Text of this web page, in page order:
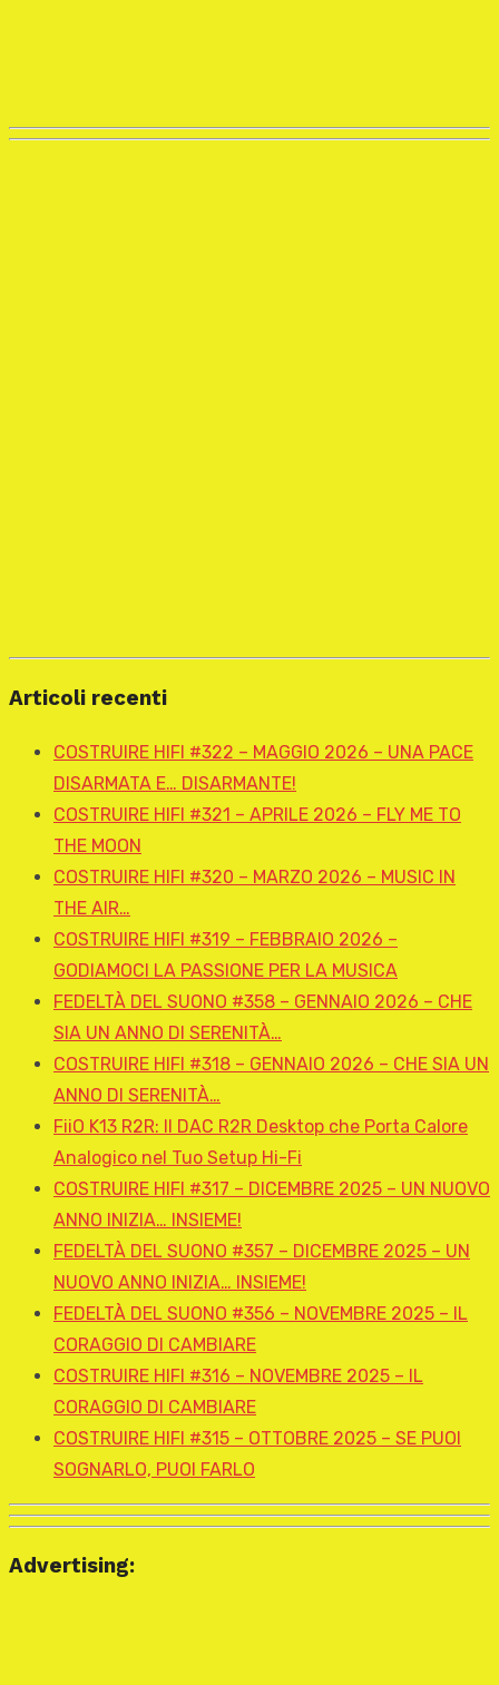
Articoli recenti
COSTRUIRE HIFI #322 – MAGGIO 2026 – UNA PACE
DISARMATA E… DISARMANTE!
COSTRUIRE HIFI #321 – APRILE 2026 – FLY ME TO
THE MOON
COSTRUIRE HIFI #320 – MARZO 2026 – MUSIC IN
THE AIR…
COSTRUIRE HIFI #319 – FEBBRAIO 2026 –
GODIAMOCI LA PASSIONE PER LA MUSICA
FEDELTÀ DEL SUONO #358 – GENNAIO 2026 – CHE
SIA UN ANNO DI SERENITÀ…
COSTRUIRE HIFI #318 – GENNAIO 2026 – CHE SIA UN
ANNO DI SERENITÀ…
FiiO K13 R2R: Il DAC R2R Desktop che Porta Calore
Analogico nel Tuo Setup Hi-Fi
COSTRUIRE HIFI #317 – DICEMBRE 2025 – UN NUOVO
ANNO INIZIA… INSIEME!
FEDELTÀ DEL SUONO #357 – DICEMBRE 2025 – UN
NUOVO ANNO INIZIA… INSIEME!
FEDELTÀ DEL SUONO #356 – NOVEMBRE 2025 – IL
CORAGGIO DI CAMBIARE
COSTRUIRE HIFI #316 – NOVEMBRE 2025 – IL
CORAGGIO DI CAMBIARE
COSTRUIRE HIFI #315 – OTTOBRE 2025 – SE PUOI
SOGNARLO, PUOI FARLO
Advertising: